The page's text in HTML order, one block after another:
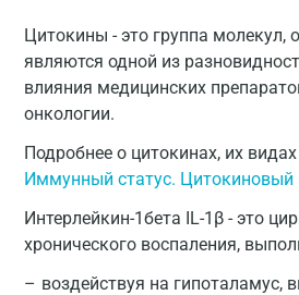
Цитокины - это группа
являются одной из
влияния медицинских
онкологии.
Подробнее о цитокинах, их
Иммунный статус.
Интерлейкин-1бета IL-1β - это
хронического воспаления,
воздействуя на гипоталамус,